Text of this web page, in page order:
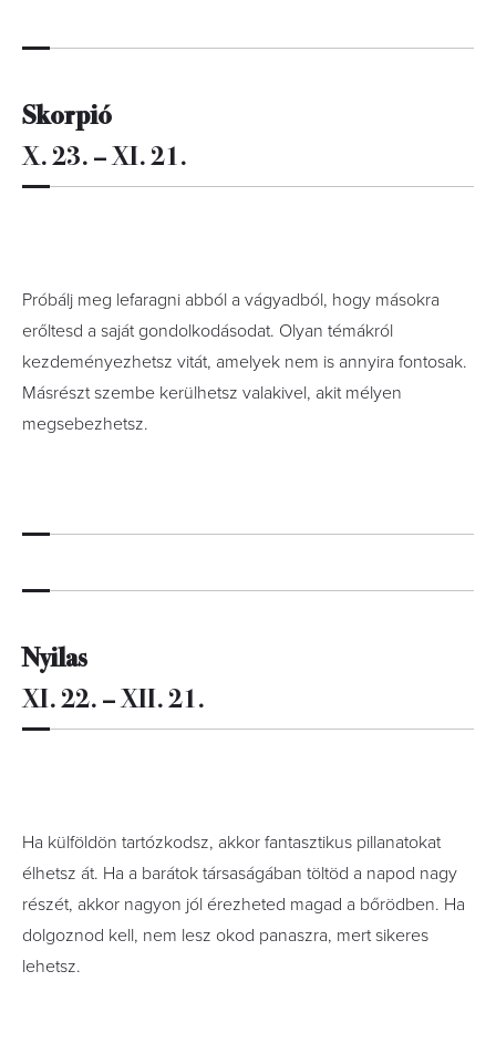
Skorpió
X. 23. – XI. 21.
Próbálj meg lefaragni abból a vágyadból, hogy másokra
erőltesd a saját gondolkodásodat. Olyan témákról
kezdeményezhetsz vitát, amelyek nem is annyira fontosak.
Másrészt szembe kerülhetsz valakivel, akit mélyen
megsebezhetsz.
Nyilas
XI. 22. – XII. 21.
Ha külföldön tartózkodsz, akkor fantasztikus pillanatokat
élhetsz át. Ha a barátok társaságában töltöd a napod nagy
részét, akkor nagyon jól érezheted magad a bőrödben. Ha
dolgoznod kell, nem lesz okod panaszra, mert sikeres
lehetsz.